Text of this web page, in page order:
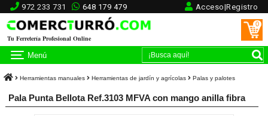
972 233 731 648 179 479 Acceso|Registro
Tu Ferretería Profesional Online
0
Menú
Herramientas manuales Herramientas de jardín y agrícolas Palas y palotes
Pala Punta Bellota Ref.3103 MFVA con mango anilla fibra